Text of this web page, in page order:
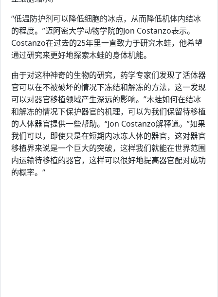
“低温防护剂可以降低细胞的冰点，从而降低机体内结冰
的程度。”迈阿密大学动物学院的Jon Costanzo表示。
Costanzo在过去的25年里一直致力于研究木蛙，他希望
通过研究来更好地探索木蛙的身体机能。
由于对这种神奇的生物的研究，药学专家们发现了活体器
官可以在不被破坏的情况下冻结和解冻的方法，这一发现
可以对器官移植领域产生深远的影响。”木蛙如何在结冰
和解冻的情况下保护器官的机理，可以为我们保留待移植
的人体器官提供一些帮助。“Jon Costanzo解释道。”如果
我们可以，即使只是在短期内冰冻人体的器官，这对器官
移植界来说是一个巨大的突破，这样我们就能在世界范围
内运输待移植的器官，这样可以很好地提高器官配对成功
的概率。“